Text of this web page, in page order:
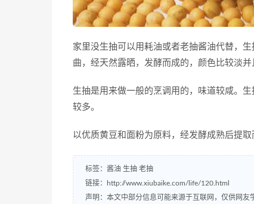
家里没生抽可以用耗油或者老抽酱油代替，
曲，经天然露晒，发酵而成的，颜色比较淡
生抽是用来做一般的烹调用的，味道较咸。
较多。
以优质黄豆和面粉为原料，经发酵成熟后提
标签： 酱油 生抽 老抽
链接：
http://www.xiubaike.com/life/120.html
声明：本文中部分信息可能来源于互联网，仅供网友